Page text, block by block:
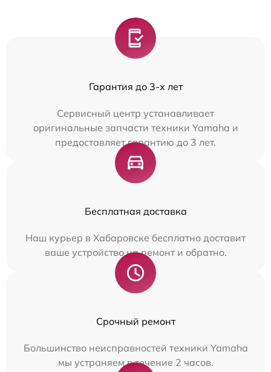
Гарантия до 3-х лет
Сервисный центр устанавливает
оригинальные запчасти техники Yamaha и
предоставляет гарантию до 3 лет.
Бесплатная доставка
Наш курьер в Хабаровске бесплатно доставит
ваше устройство на ремонт и обратно.
Срочный ремонт
Большинство неисправностей техники Yamaha
мы устраняем в течение 2 часов.